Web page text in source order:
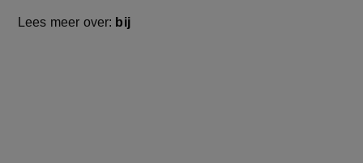
Lees meer over: bij